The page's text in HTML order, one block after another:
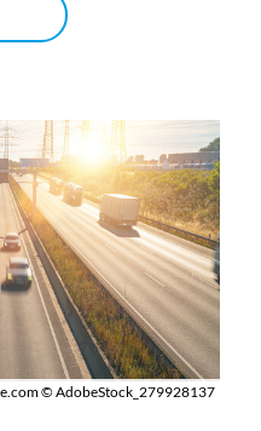
© AdobeStock_279928137